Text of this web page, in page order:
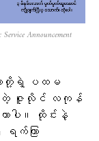
Service Announcement
းတို့ရဲ့ ပထမ
တဲ့ ဇူလိုင် လကုန်
ပါ။ ထိုင်းနဲ့
က်ကြာ